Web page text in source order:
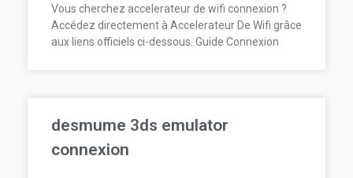
Vous cherchez accelerateur de wifi connexion ?
Accédez directement à Accelerateur De Wifi grâce
aux liens officiels ci-dessous. Guide Connexion
desmume 3ds emulator
connexion